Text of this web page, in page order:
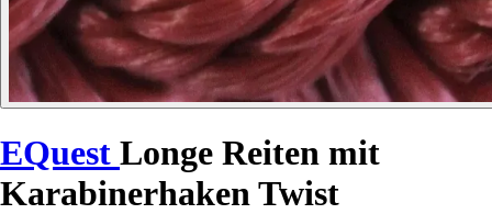
EQuest Longe Reiten mit
Karabinerhaken Twist